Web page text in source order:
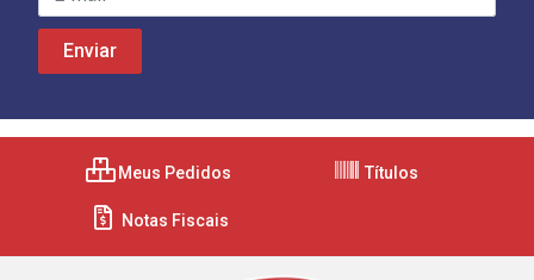
Meus Pedidos Títulos
Notas Fiscais